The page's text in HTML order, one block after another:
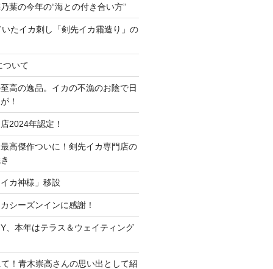
葉の今年の“海との付き合い方”
たイカ刺し「剣先イカ霜造り」の
ついて
高の逸品。イカの不漁のお陰で日
！
2024年認定！
高傑作ついに！剣先イカ専門店の
カ神様」移設
シーズンインに感謝！
、本年はテラス＆ウェイティング
！青木崇高さんの思い出として紹